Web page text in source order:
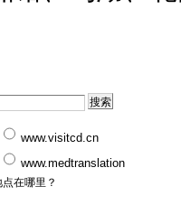
www.visitcd.cn
www.medtranslation
在哪里？